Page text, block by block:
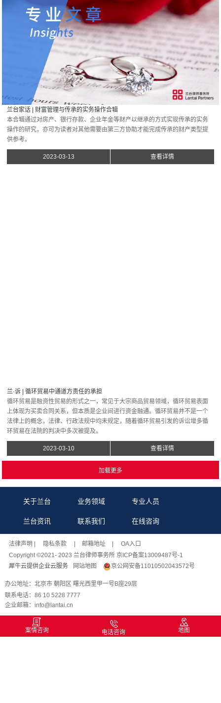
兰台家话 | 财富管理与传承的实务操作合辑
本合辑通过对房产、银行存款、企业年金等财产以继承的方式实现传承的实务
操作的研究，亦可为读者对其他需要由第三方协助才能完成传承的财产类型提
供参考。
2023-03-13 查看详情
兰·诉 | 循环贸易中通道方责任的承担
循环贸易是融资性贸易的形式之一，常见于大宗商品贸易领域，循环贸易表面
上体现为买卖合同关系，但本质是企业间进行资金融通。循环贸易并不是一个
法律上的概念，法律、行政法规中均未规定，随着循环贸易引发的诉讼增多循
环贸易在法院的判决中多次被提及。
2023-03-10 查看详情
关于兰台 业务领域 专业人员
兰台资讯 联系我们 在线咨询
法律声明 | 隐私条款 | 邮箱地址
| OA入口
Copyright ©2021- 2023 兰台律师事务所 京ICP备案13009487号-1
犀牛云提供企业云服务
网站地图 京公网安备11010502043572号
办公地址：北京市 朝阳区 曙光西里甲一号B座29层
联系电话：86 10 5228 7777
企业邮箱：info@lantai.cn
案情咨询 电话咨询 地图